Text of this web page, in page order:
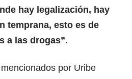
hay legalización, hay
temprana, esto es de
a las drogas”.
por Uribe